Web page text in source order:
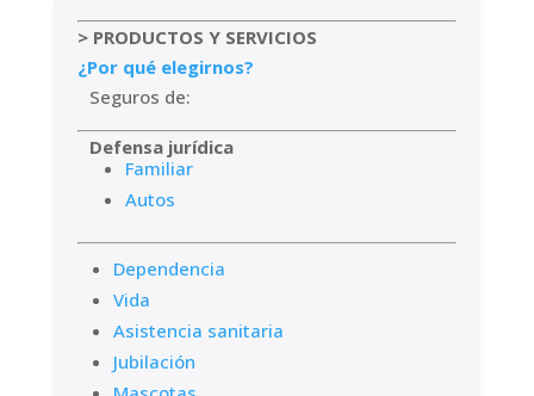
> PRODUCTOS Y SERVICIOS
¿Por qué elegirnos?
Seguros de:
Defensa jurídica
Familiar
Autos
Dependencia
Vida
Asistencia sanitaria
Jubilación